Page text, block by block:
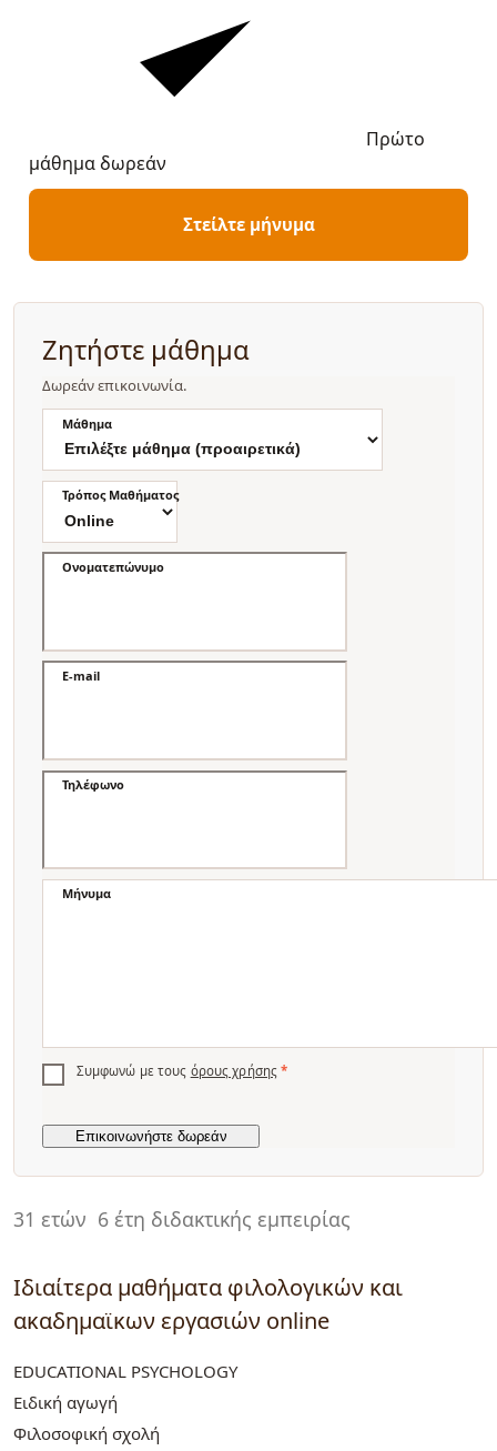
31 ετών 6 έτη διδακτικής εμπειρίας
Ιδιαίτερα μαθήματα φιλολογικών και
ακαδημαϊκων εργασιών online
EDUCATIONAL PSYCHOLOGY
Ειδική αγωγή
Φιλοσοφική σχολή
Πρώτο
μάθημα δωρεάν
Στείλτε μήνυμα
Ζητήστε μάθημα
Δωρεάν επικοινωνία.
Μάθημα
Τρόπος Μαθήματος
Ονοματεπώνυμο
E-mail
Τηλέφωνο
Μήνυμα
Συμφωνώ με τους όρους χρήσης *